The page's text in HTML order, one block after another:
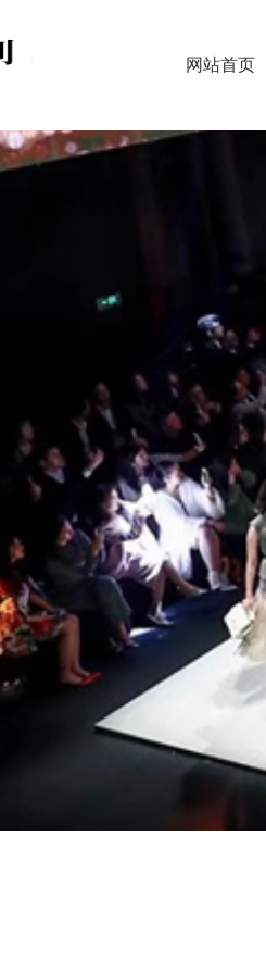
网站首页